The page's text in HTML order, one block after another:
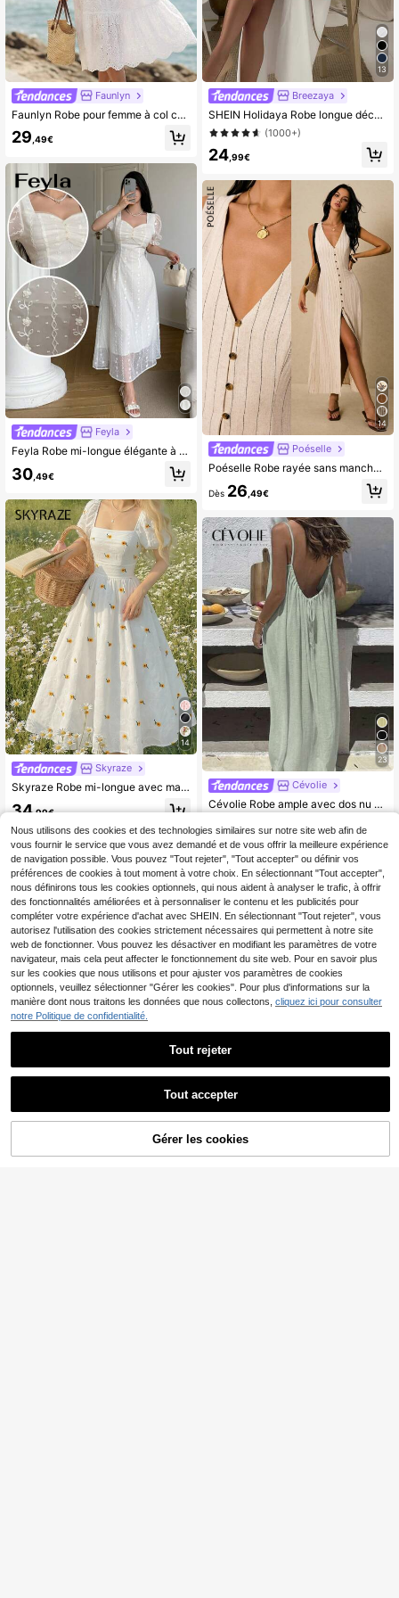
Faunlyn
Faunlyn Robe pour femme à col carré, manches courtes en pétales et broderie effet brûlé
29,49€
Feyla
Feyla Robe mi-longue élégante à manches courtes avec décolleté en cœur, patchwork en maille et couleur unie pour femmes
30 ,49€
14
Skyraze
Skyraze Robe mi-longue avec manches bouffantes, plissée à la poitrine et à la taille cintrée
34,99€
5
Glimmora Robe décontractée à volants et rayures pour femmes en vacances
13
Breezaya
SHEIN Holidaya Robe longue décontractée pour femmes, couleur unie, avec ceinture à la taille et boutons devant
(1000+)
24 ,99€
14
Poéselle
Poéselle Robe rayée sans manches pour femmes, décontractée pour les vacances
Dès 26 ,49€
23
Cévolie
Cévolie Robe ample avec dos nu et nœud, style minimaliste de couleur unie pour vacances à la plage
17,49€
Siren Gaze
AJOUTER AU PANIER
Nous utilisons des cookies et des technologies similaires sur notre site web afin de
vous fournir le service que vous avez demandé et de vous offrir la meilleure expérience
de navigation possible. Vous pouvez "Tout rejeter", "Tout accepter" ou définir vos
préférences de cookies à tout moment à votre choix. En sélectionnant "Tout accepter",
nous définirons tous les cookies optionnels, qui nous aident à analyser le trafic, à offrir
des fonctionnalités améliorées et à personnaliser le contenu et les publicités pour
compléter votre expérience d'achat avec SHEIN. En sélectionnant "Tout rejeter", vous
autorisez l'utilisation des cookies strictement nécessaires qui permettent à notre site
web de fonctionner. Vous pouvez les désactiver en modifiant les paramètres de votre
navigateur, mais cela peut affecter le fonctionnement du site web. Pour en savoir plus
sur les cookies que nous utilisons et pour ajuster vos paramètres de cookies
optionnels, veuillez sélectionner "Gérer les cookies". Pour plus d'informations sur la
manière dont nous traitons les données que nous collectons, cliquez ici pour consulter
notre Politique de confidentialité.
Tout rejeter
Tout accepter
Gérer les cookies